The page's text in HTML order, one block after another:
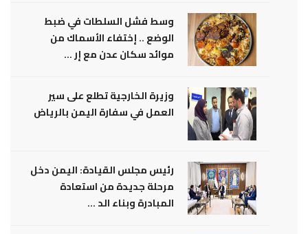
وسط فشل السلطات في ضبط
الوضع .. إختفاء الأسماك من
موائد سكان عدن مع إر ...
وزيرة الخارجية تطلع على سير
العمل في سفارة اليمن بالرياض
رئيس مجلس القيادة: اليمن دخل
مرحلة جديدة من استعادة
المبادرة وبناء الد ...